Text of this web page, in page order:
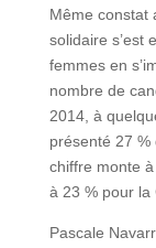
Même constat
solidaire s’est
femmes en
nombre de
2014, à
présenté 27
chiffre monte
à 23 % pour la
Pascale